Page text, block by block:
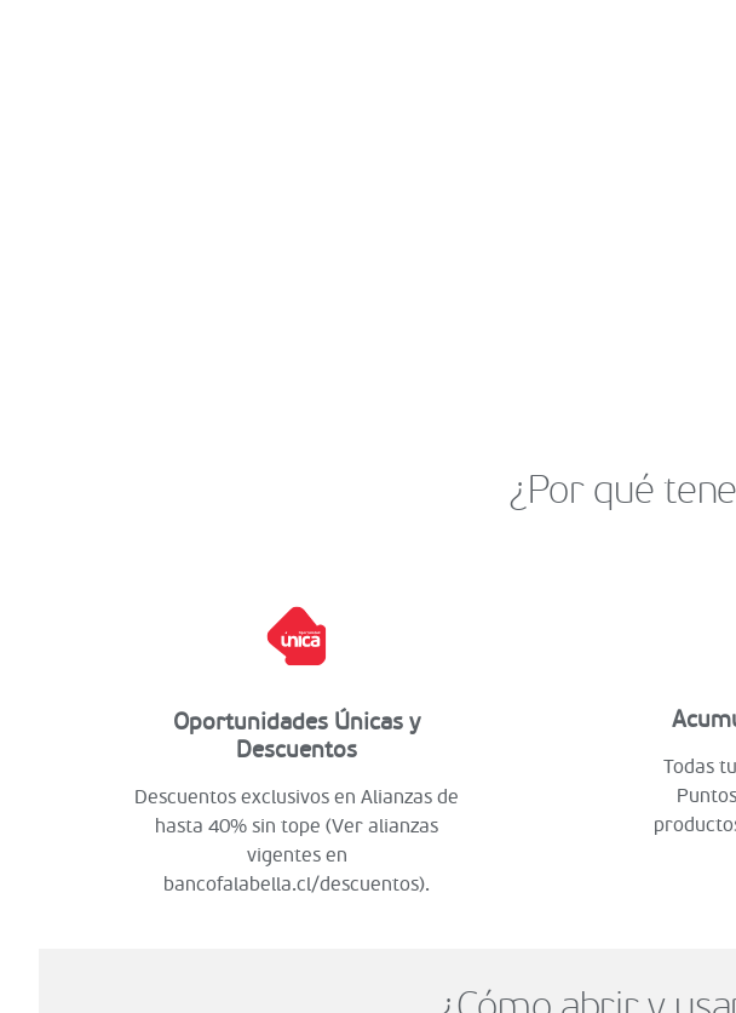
¿Por qué
Oportunidades Únicas y
Descuentos
Descuentos exclusivos en Alianzas de
hasta 40% sin tope (Ver alianzas
vigentes en
bancofalabella.cl/descuentos).
Todas